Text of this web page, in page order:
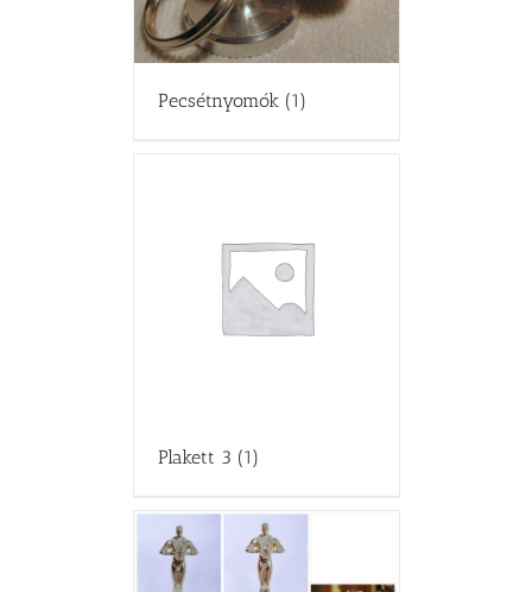
Pecsétnyomók (1)
Plakett 3 (1)